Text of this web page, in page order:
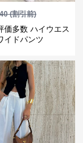
(割引前)
価多数 ハイウエス
イドパンツ